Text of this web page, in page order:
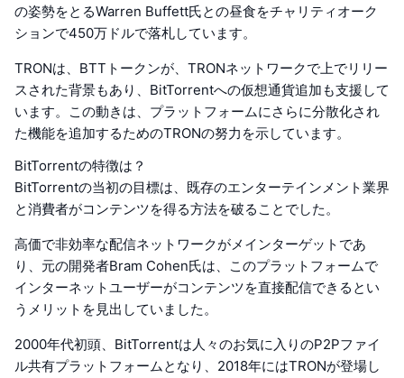
の姿勢をとるWarren Buffett氏との昼食をチャリティオーク
ションで450万ドルで落札しています。
TRONは、BTTトークンが、TRONネットワークで上でリリー
スされた背景もあり、BitTorrentへの仮想通貨追加も支援して
います。この動きは、プラットフォームにさらに分散化され
た機能を追加するためのTRONの努力を示しています。
BitTorrentの特徴は？
BitTorrentの当初の目標は、既存のエンターテインメント業界
と消費者がコンテンツを得る方法を破ることでした。
高価で非効率な配信ネットワークがメインターゲットであ
り、元の開発者Bram Cohen氏は、このプラットフォームで
インターネットユーザーがコンテンツを直接配信できるとい
うメリットを見出していました。
2000年代初頭、BitTorrentは人々のお気に入りのP2Pファイ
ル共有プラットフォームとなり、2018年にはTRONが登場し